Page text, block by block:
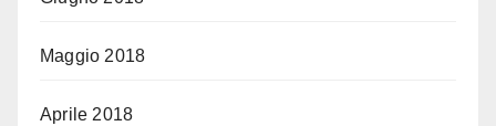
Maggio 2018
Aprile 2018